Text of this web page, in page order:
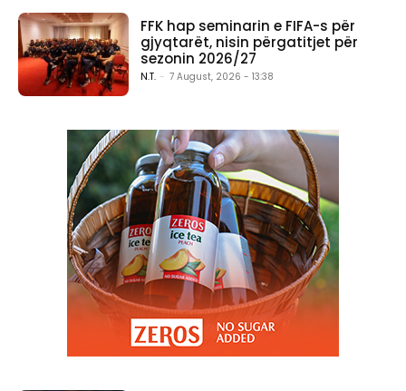
FFK hap seminarin e FIFA-s për
gjyqtarët, nisin përgatitjet për
sezonin 2026/27
N.T. - 7 August, 2026 - 13:38